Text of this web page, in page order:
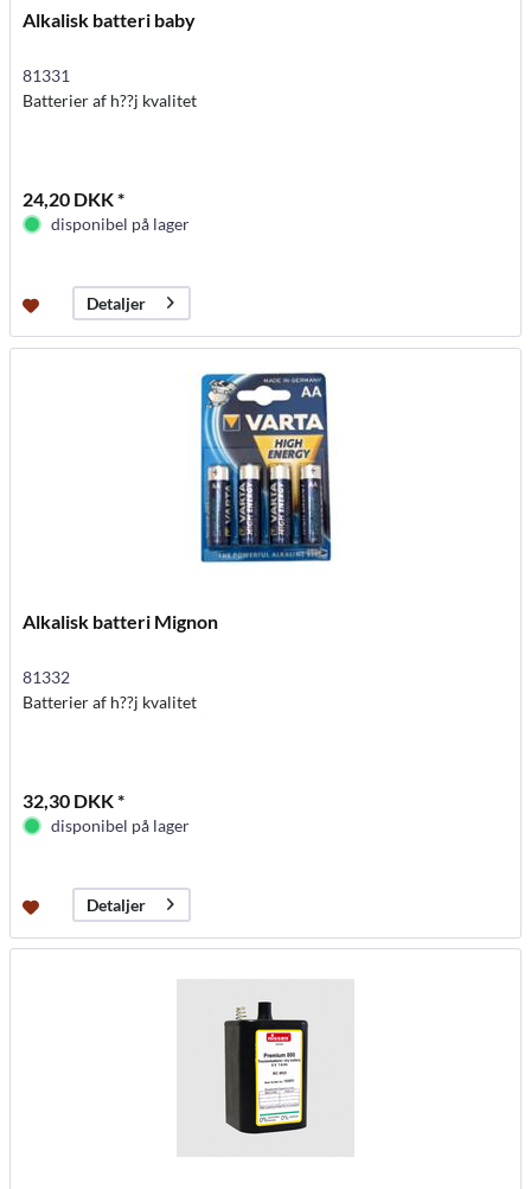
Alkalisk batteri baby
81331
Batterier af h??j kvalitet
24,20 DKK *
disponibel på lager
Detaljer
Alkalisk batteri Mignon
81332
Batterier af h??j kvalitet
32,30 DKK *
disponibel på lager
Detaljer